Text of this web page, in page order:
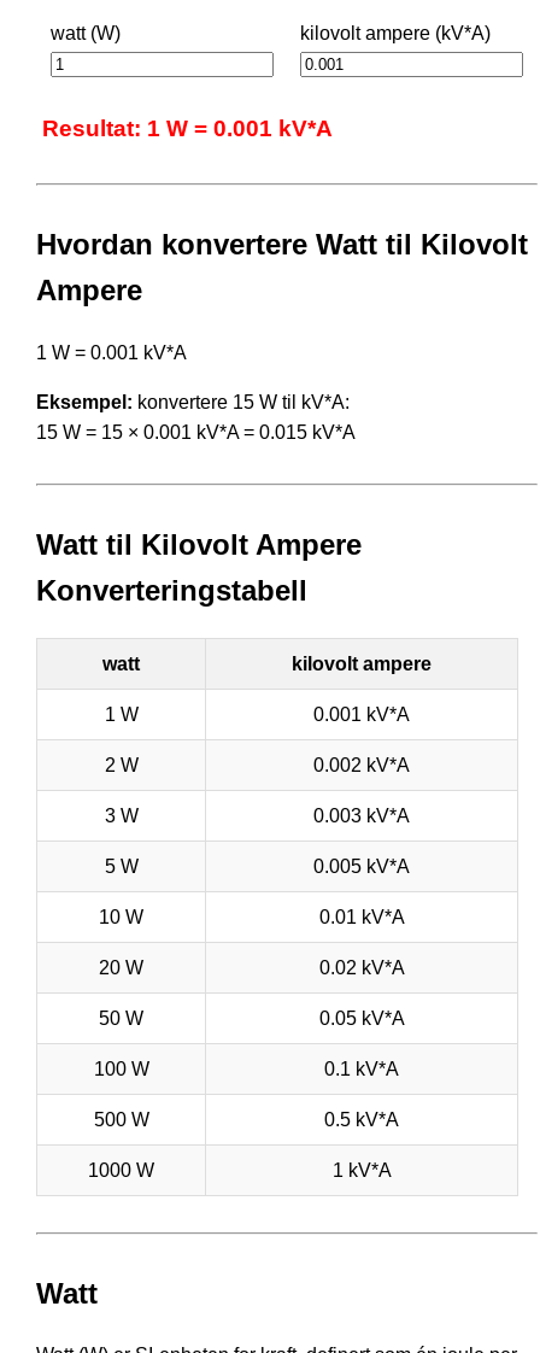
watt (W) kilovolt ampere (kV*A)
Resultat: 1 W = 0.001 kV*A
Hvordan konvertere Watt til Kilovolt
Ampere
1 W = 0.001 kV*A
Eksempel: konvertere 15 W til kV*A:
15 W = 15 × 0.001 kV*A = 0.015 kV*A
Watt til Kilovolt Ampere
Konverteringstabell
watt kilovolt ampere
1 W 0.001 kV*A
2 W 0.002 kV*A
3 W 0.003 kV*A
5 W 0.005 kV*A
10 W 0.01 kV*A
20 W 0.02 kV*A
50 W 0.05 kV*A
100 W 0.1 kV*A
500 W 0.5 kV*A
1000 W 1 kV*A
Watt